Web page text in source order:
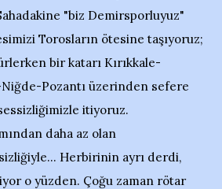
"biz Demirsporluyuz"
Torosların ötesine taşıyoruz;
bir katarı Kırıkkale-
Pozantı üzerinden sefere
itiyoruz.
daha az olan
Herbirinin ayrı derdi,
o yüzden. Çoğu zaman rötar